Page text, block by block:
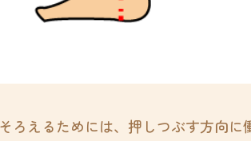
ろえるためには、押しつぶす方向に